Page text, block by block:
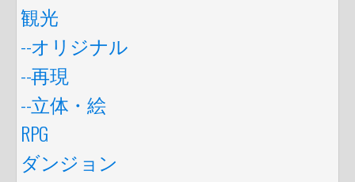
観光
--オリジナル
--再現
--立体・絵
RPG
ダンジョン